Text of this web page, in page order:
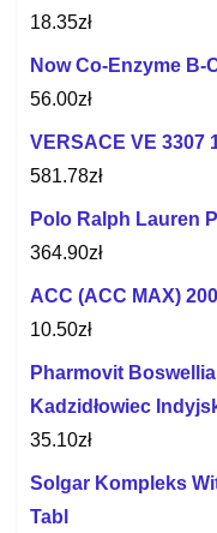
18.35zł
Now Co-Enzyme B-
56.00zł
VERSACE VE 3307
581.78zł
Polo Ralph Lauren
364.90zł
ACC (ACC MAX)
10.50zł
Pharmovit
Kadzidłowiec
35.10zł
Solgar Kompleks
Tabl